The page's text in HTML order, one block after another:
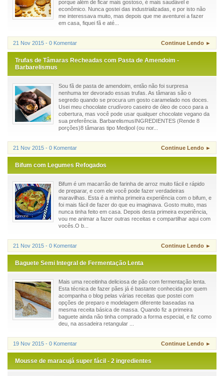
porque além de ficar mais gostoso, é mais saudável e
econômico. Nunca gostei das industrializadas, e por isto não
me interessava muito, mas depois que me aventurei a fazer
em casa, fiquei fã e até...
21 Nov 2015 - 0 Komentar Continue Lendo ►
Trufas de Tâmaras Recheadas com Pasta de Amendoim -
Barbarelismus
Sou fã de pasta de amendoim, então não foi surpresa
nenhuma ter devorado essas trufas. As tâmaras são o
segredo quando se procura um gosto caramelado nos doces.
Usei meu chocolate crudívoro caseiro de óleo de coco para a
cobertura, mas você pode usar qualquer chocolate vegano da
sua preferência. BarbarelismusINGREDIENTES (Rende 8
porções)8 tâmaras tipo Medjool (ou nor...
21 Nov 2015 - 0 Komentar Continue Lendo ►
Bifum com Legumes Refogados
Bifum é um macarrão de farinha de arroz muito fácil e rápido
de preparar, e com ele você pode fazer verdadeiras
maravilhas. Esta é a minha primeira experiência com o bifum, e
foi mais fácil de fazer do que eu imaginava. Gosto muito, mas
nunca tinha feito em casa. Depois desta primeira experiência,
vou me animar a fazer outras receitas e compartilhar aqui com
vocês.O b...
21 Nov 2015 - 0 Komentar Continue Lendo ►
Baguete Semi Integral de Fermentação Lenta
Mais uma receitinha deliciosa de pão com fermentação lenta.
Esta técnica de fazer pães já é bastante conhecida por quem
acompanha o blog pelas várias receitas que postei com
opções de preparo e modelagem diferente baseadas na
mesma receita básica de massa. Quando fiz a primeira
baguete ainda não tinha comprado a forma especial, e fiz como
deu, na assadeira retangular ...
19 Nov 2015 - 0 Komentar Continue Lendo ►
Mousse de maracujá super fácil - 2 ingredientes